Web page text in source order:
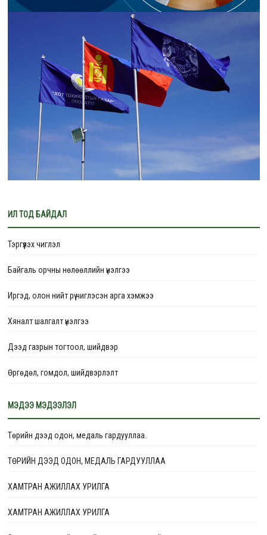
ИЛ ТОД БАЙДАЛ
Тэргүүлэх чиглэл
Байгаль орчны нөлөөллийн үнэлгээ
Иргэд, олон нийт рүү чиглэсэн арга хэмжээ
Хяналт шалгалт үнэлгээ
Дээд газрын тогтоол, шийдвэр
Өргөдөл, гомдол, шийдвэрлэлт
МЭДЭЭ МЭДЭЭЛЭЛ
Төрийн дээд одон, медаль гардууллаа.
ТӨРИЙН ДЭЭД ОДОН, МЕДАЛЬ ГАРДУУЛЛАА
ХАМТРАН АЖИЛЛАХ УРИЛГА
ХАМТРАН АЖИЛЛАХ УРИЛГА